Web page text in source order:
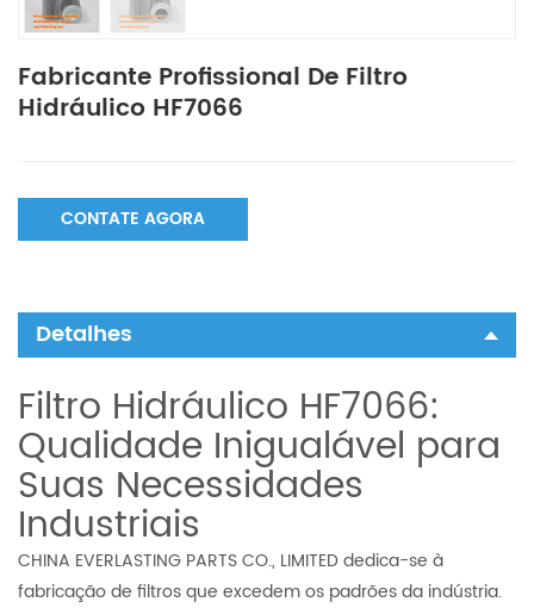
Fabricante Profissional De Filtro
Hidráulico HF7066
CONTATE AGORA
Detalhes
Filtro Hidráulico HF7066:
Qualidade Inigualável para
Suas Necessidades
Industriais
CHINA EVERLASTING PARTS CO., LIMITED dedica-se à
fabricação de filtros que excedem os padrões da indústria.